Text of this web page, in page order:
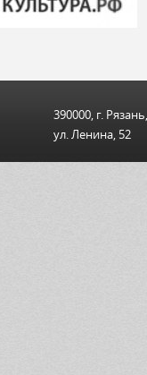
390000, г. Рязань,
ул. Ленина, 52